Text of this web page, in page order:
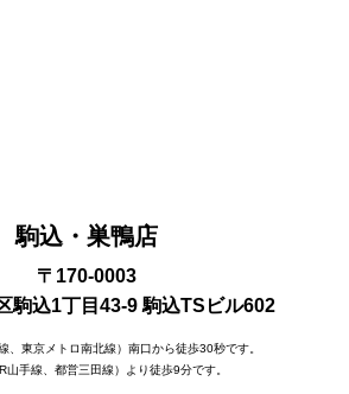
駒込・巣鴨店
〒170-0003
駒込1丁目43-9 駒込TSビル602
、東京メトロ南北線）南口から徒歩30秒です。
山手線、都営三田線）より徒歩9分です。